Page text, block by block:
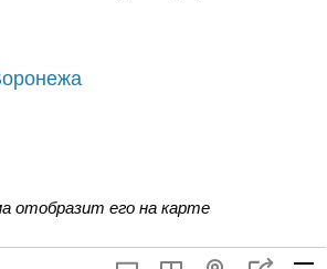
отобразит его на карте